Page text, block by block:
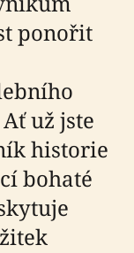
ponořit
už jste
historie
bohaté